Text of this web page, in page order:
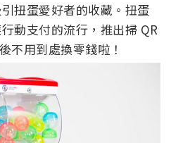
扭蛋愛好者的收藏。扭蛋
動支付的流行，推出掃 QR
不用到處換零錢啦！